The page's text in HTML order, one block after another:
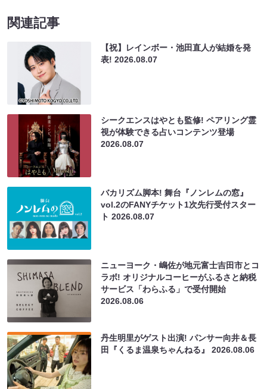
関連記事
【祝】レインボー・池田直人が結婚を発
表!2026.08.07
シークエンスはやとも監修! ペアリング霊
視が体験できる占いコンテンツ登場
2026.08.07
バカリズム脚本! 舞台『ノンレムの窓』
vol.2のFANYチケット1次先行受付スター
ト2026.08.07
ニューヨーク・嶋佐が地元富士吉田市とコ
ラボ! オリジナルコーヒーがふるさと納税
サービス「わらふる」で受付開始
2026.08.06
丹生明里がゲスト出演! パンサー向井＆長
田『くるま温泉ちゃんねる』2026.08.06